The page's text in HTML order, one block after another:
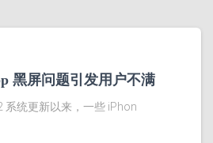
黑屏问题引发用户不满
系统更新以来，一些 iPhon